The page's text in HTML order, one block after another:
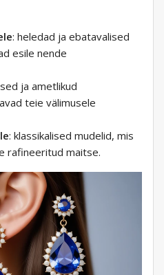
: heledad ja ebatavalised
esile nende
ja ametlikud
teie välimusele
: klassikalised mudelid, mis
rafineeritud maitse.